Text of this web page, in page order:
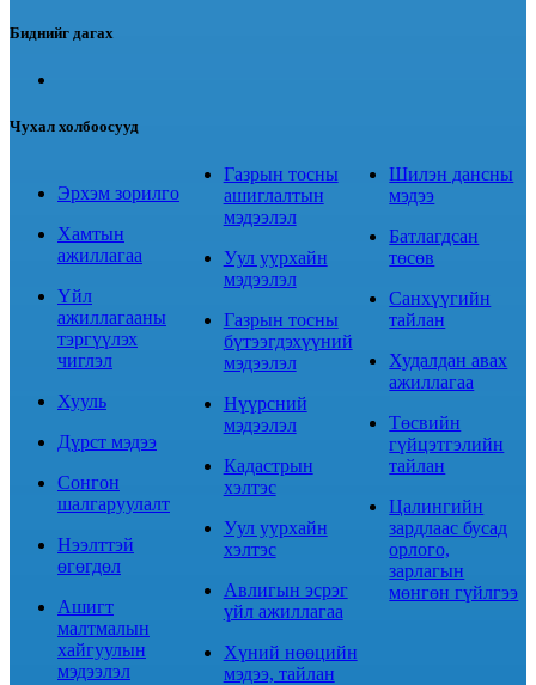
Биднийг дагах
Чухал холбоосууд
Эрхэм зорилго
Хамтын
ажиллагаа
Үйл
ажиллагааны
тэргүүлэх
чиглэл
Хууль
Дүрст мэдээ
Сонгон
шалгаруулалт
Нээлттэй
өгөгдөл
Ашигт
малтмалын
хайгуулын
мэдээлэл
Газрын тосны
ашиглалтын
мэдээлэл
Уул уурхайн
мэдээлэл
Газрын тосны
бүтээгдэхүүний
мэдээлэл
Нүүрсний
мэдээлэл
Кадастрын
хэлтэс
Уул уурхайн
хэлтэс
Авлигын эсрэг
үйл ажиллагаа
Хүний нөөцийн
мэдээ, тайлан
Шилэн дансны
мэдээ
Батлагдсан
төсөв
Санхүүгийн
тайлан
Худалдан авах
ажиллагаа
Төсвийн
гүйцэтгэлийн
тайлан
Цалингийн
зардлаас бусад
орлого,
зарлагын
мөнгөн гүйлгээ